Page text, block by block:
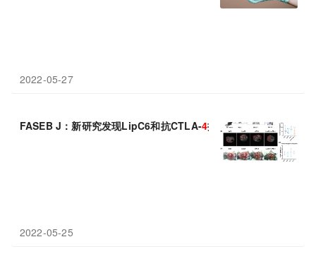
2022-05-27
FASEB J：新研究发现LipC6和抗CTLA-4抗体的组合使用有望治
2022-05-25